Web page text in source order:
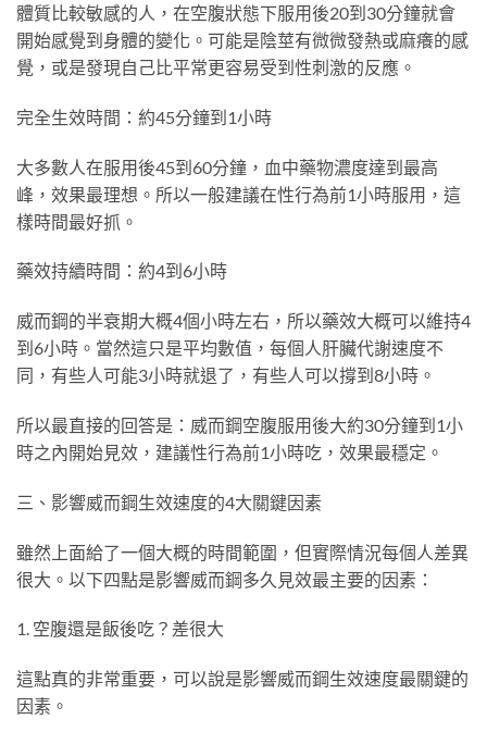
體質比較敏感的人，在空腹狀態下服用後20到30分鐘就會
開始感覺到身體的變化。可能是陰莖有微微發熱或麻癢的感
覺，或是發現自己比平常更容易受到性刺激的反應。
完全生效時間：約45分鐘到1小時
大多數人在服用後45到60分鐘，血中藥物濃度達到最高
峰，效果最理想。所以一般建議在性行為前1小時服用，這
樣時間最好抓。
藥效持續時間：約4到6小時
威而鋼的半衰期大概4個小時左右，所以藥效大概可以維持4
到6小時。當然這只是平均數值，每個人肝臟代謝速度不
同，有些人可能3小時就退了，有些人可以撐到8小時。
所以最直接的回答是：威而鋼空腹服用後大約30分鐘到1小
時之內開始見效，建議性行為前1小時吃，效果最穩定。
三、影響威而鋼生效速度的4大關鍵因素
雖然上面給了一個大概的時間範圍，但實際情況每個人差異
很大。以下四點是影響威而鋼多久見效最主要的因素：
1. 空腹還是飯後吃？差很大
這點真的非常重要，可以說是影響威而鋼生效速度最關鍵的
因素。